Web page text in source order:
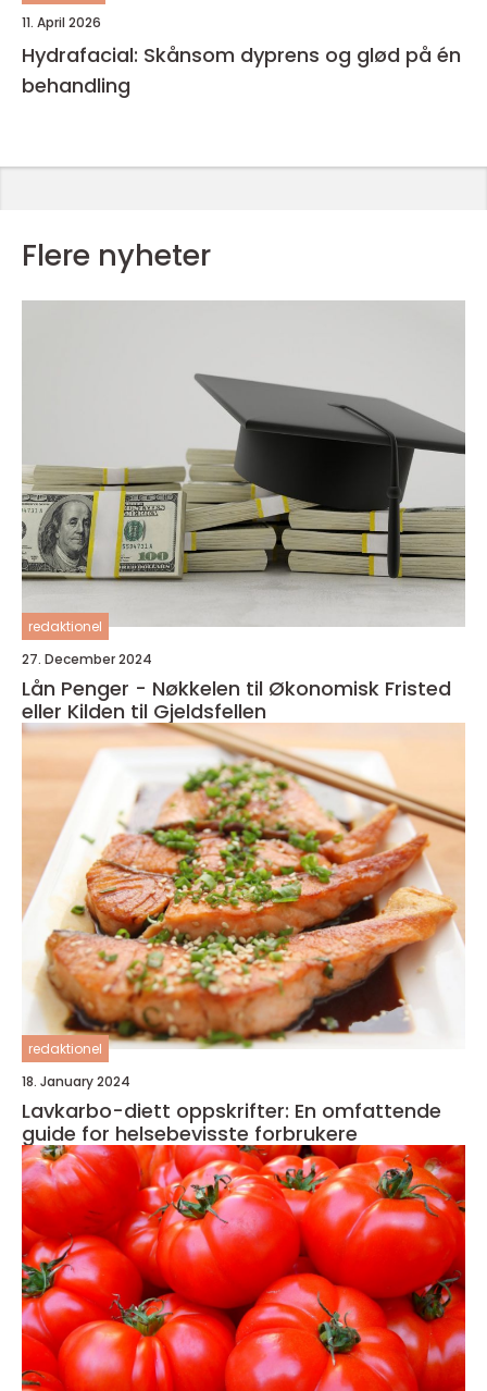
11. April 2026
Hydrafacial: Skånsom dyprens og glød på én
behandling
Flere nyheter
redaktionel
27. December 2024
Lån Penger - Nøkkelen til Økonomisk Fristed
eller Kilden til Gjeldsfellen
redaktionel
18. January 2024
Lavkarbo-diett oppskrifter: En omfattende
guide for helsebevisste forbrukere